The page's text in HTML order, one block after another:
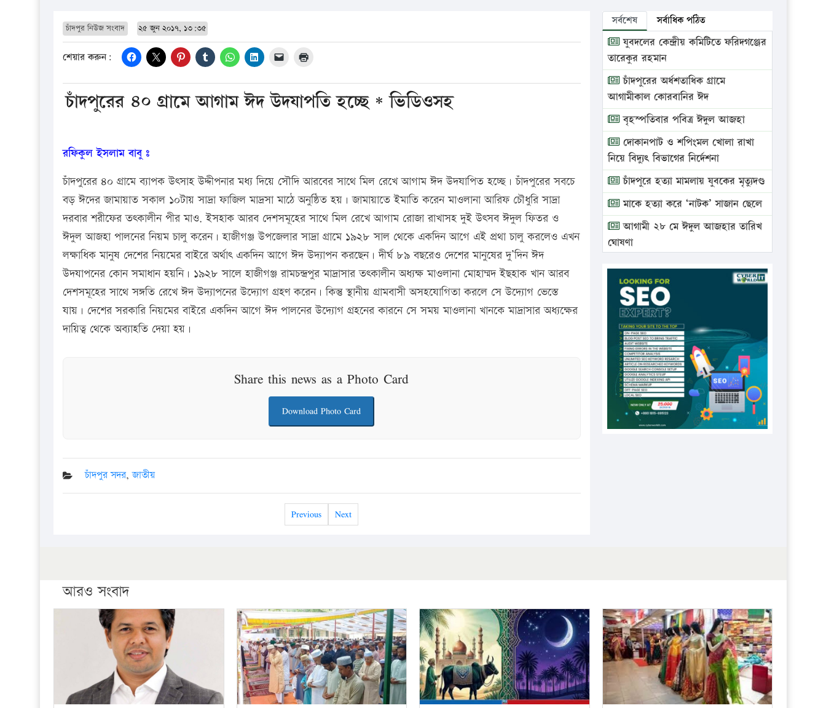
চাঁদপুর নিউজ সংবাদ ২৫ জুন ২০১৭, ১৩:৩৫
শেয়ার করুন:
চাঁদপুরের ৪০ গ্রামে আগাম ঈদ উদযাপতি হচ্ছে * ভিডিওসহ
রফিকুল ইসলাম বাবু ঃ
চাঁদপুরের ৪০ গ্রামে ব্যাপক উৎসাহ উদ্দীপনার মধ্য দিয়ে সৌদি আরবের সাথে মিল রেখে আগাম ঈদ উদযাপিত হচ্ছে। চাঁদপুরের সবচে
বড় ঈদের জামায়াত সকাল ১০টায় সাদ্রা ফাজিল মাদ্রসা মাঠে অনুষ্ঠিত হয়। জামায়াতে ইমাতি করেন মাওলানা আরিফ চৌধুরি সাদ্রা
দরবার শরীফের তৎকালীন পীর মাও. ইসহাক আরব দেশসমূহের সাথে মিল রেখে আগাম রোজা রাখাসহ দুই উৎসব ঈদুল ফিতর ও
ঈদুল আজহা পালনের নিয়ম চালু করেন। হাজীগঞ্জ উপজেলার সাদ্রা গ্রামে ১৯২৮ সাল থেকে একদিন আগে এই প্রথা চালু করলেও এখন
লক্ষাধিক মানুষ দেশের নিয়মের বাইরে অর্থাৎ একদিন আগে ঈদ উদ্যাপন করছেন। দীর্ঘ ৮৯ বছরেও দেশের মানুষের দু’দিন ঈদ
উদযাপনের কোন সমাধান হয়নি। ১৯২৮ সালে হাজীগঞ্জ রামচন্দ্রপুর মাদ্রাসার তৎকালীন অধ্যক্ষ মাওলানা মোহাম্মদ ইছহাক খান আরব
দেশসমূহের সাথে সঙ্গতি রেখে ঈদ উদ্যাপনের উদ্যোগ গ্রহণ করেন। কিন্তু স্থানীয় গ্রামবাসী অসহযোগিতা করলে সে উদ্যোগ ভেস্তে
যায়। দেশের সরকারি নিয়মের বাইরে একদিন আগে ঈদ পালনের উদ্যোগ গ্রহনের কারনে সে সময় মাওলানা খানকে মাদ্রাসার অধ্যক্ষের
দায়িত্ব থেকে অব্যাহতি দেয়া হয়।
Share this news as a Photo Card
Download Photo Card
চাঁদপুর সদর,জাতীয়
Previous Next
সর্বশেষ সর্বাধিক পঠিত
যুবদলের কেন্দ্রীয় কমিটিতে ফরিদগঞ্জের
তারেকুর রহমান
চাঁদপুরের অর্ধশতাধিক গ্রামে
আগামীকাল কোরবানির ঈদ
বৃহস্পতিবার পবিত্র ঈদুল আজহা
দোকানপাট ও শপিংমল খোলা রাখা
নিয়ে বিদ্যুৎ বিভাগের নির্দেশনা
চাঁদপুরে হত্যা মামলায় যুবকের মৃত্যুদণ্ড
মাকে হত্যা করে ‘নাটক’ সাজান ছেলে
আগামী ২৮ মে ঈদুল আজহার তারিখ
ঘোষণা
ভ্রাম্যমাণ আদালতে দুইটি প্রতিষ্ঠানকে
প্রতিষ্ঠানকে ৪০হাজার টাকা জরিমানা।
এবার লঞ্চের ভাড়া বাড়ল
১৭ থেকে ২১ শতাংশ বিদ্যুতের দাম
বাড়ানোর প্রস্তাব পিডিবির
১৬ মে চাঁদপুর ও ২৫ মে ফেনী সফরে
যাবেন প্রধানমন্ত্রী
উচ্চশিক্ষায় গৌরবময় অর্জন: পূর্ণ
স্কলারশিপে যুক্তরাষ্ট্রে পিএইচডি করছেন
আরও সংবাদ